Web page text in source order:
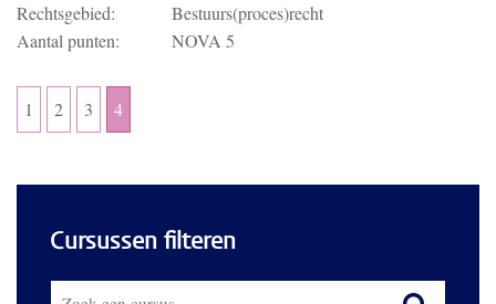
Rechtsgebied:
Bestuurs(proces)recht
Aantal punten:
NOVA 5
1 2 3 4
Cursussen filteren